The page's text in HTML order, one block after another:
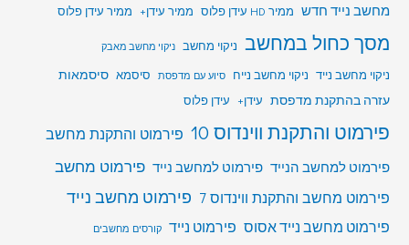
מחשב נייד חדש ממיר HD עידן פלוס ממיר עידן+ ממיר עידן פלוס
מסך כחול במחשב ניקוי מחשב ניקוי מחשב מאבק
ניקוי מחשב נייד ניקוי מחשב נייח סיוע עם מדפסת סיסמא סיסמאות
עזרה בהתקנת מדפסת עידן+ עידן פלוס
פירמוט והתקנת ווינדוס 10 פירמוט והתקנת מחשב
פירמוט למחשב הנייד פירמוט למחשב נייד פירמוט מחשב
פירמוט מחשב והתקנת ווינדוס 7
פירמוט מחשב נייד
פירמוט מחשב נייד אסוס פירמוט נייד קורסים מחשבים